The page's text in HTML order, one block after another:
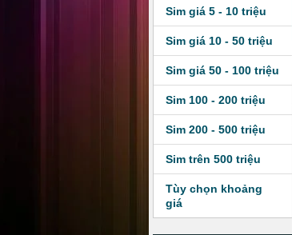
Sim giá 5 - 10 triệu
Sim giá 10 - 50 triệu
Sim giá 50 - 100 triệu
Sim 100 - 200 triệu
Sim 200 - 500 triệu
Sim trên 500 triệu
Tùy chọn khoảng
giá